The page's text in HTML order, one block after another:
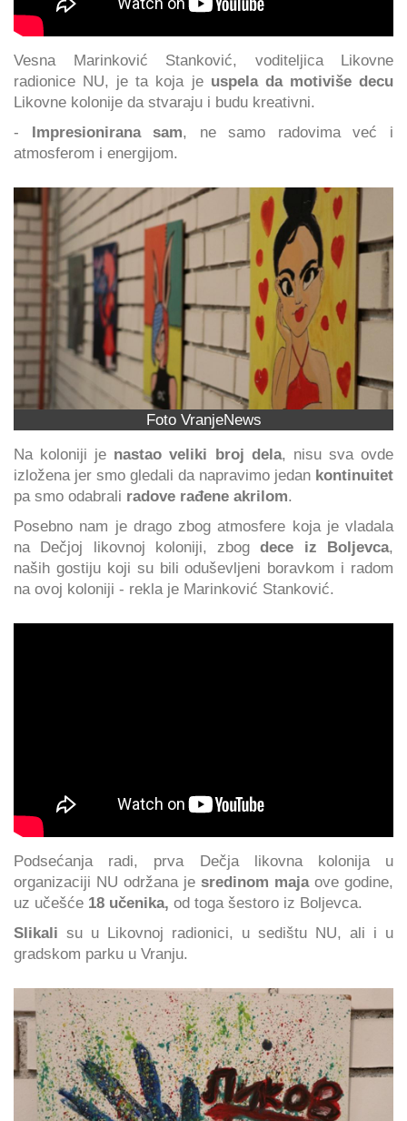
Vesna Marinković Stanković, voditeljica Likovne
radionice NU, je ta koja je uspela da motiviše decu
Likovne kolonije da stvaraju i budu kreativni.
- Impresionirana sam, ne samo radovima već i
atmosferom i energijom.
Foto VranjeNews
Na koloniji je nastao veliki broj dela, nisu sva ovde
izložena jer smo gledali da napravimo jedan kontinuitet
pa smo odabrali radove rađene akrilom.
Posebno nam je drago zbog atmosfere koja je vladala
na Dečjoj likovnoj koloniji, zbogdece iz Boljevca,
naših gostiju koji su bili oduševljeni boravkom i radom
na ovoj koloniji - rekla je Marinković Stanković.
Podsećanja radi, prva Dečja likovna kolonija u
organizaciji NU održana je sredinom majaove godine,
uz učešće 18 učenika, od toga šestoro iz Boljevca.
Slikali su u Likovnoj radionici, u sedištu NU, ali i u
gradskom parku u Vranju.